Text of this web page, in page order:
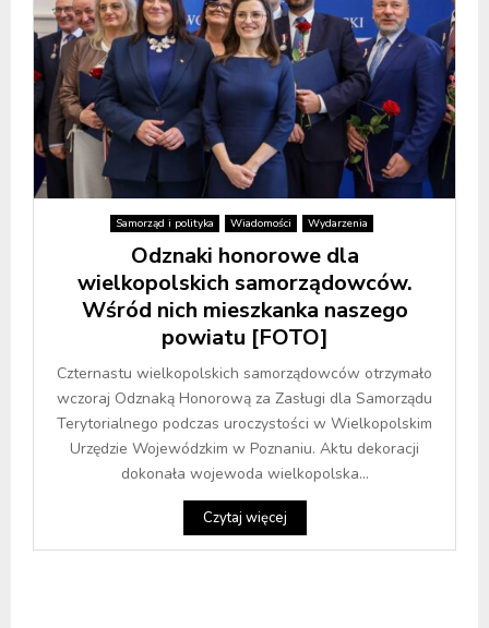
Samorząd i polityka Wiadomości Wydarzenia
Odznaki honorowe dla
wielkopolskich samorządowców.
Wśród nich mieszkanka naszego
powiatu [FOTO]
Czternastu wielkopolskich samorządowców otrzymało
wczoraj Odznaką Honorową za Zasługi dla Samorządu
Terytorialnego podczas uroczystości w Wielkopolskim
Urzędzie Wojewódzkim w Poznaniu. Aktu dekoracji
dokonała wojewoda wielkopolska...
Czytaj więcej